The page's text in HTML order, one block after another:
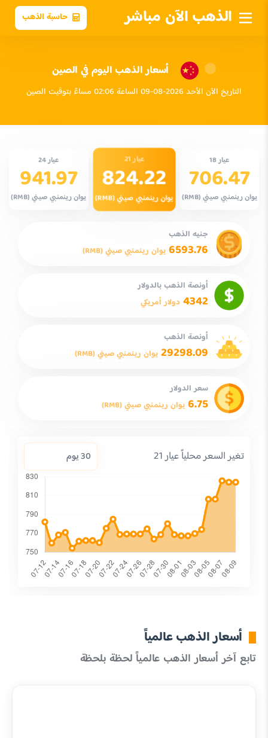
الذهب الآن مباشر حاسبة الذهب
أسعار الذهب اليوم في الصين
التاريخ الآن الأحد 2026-08-09 الساعة 02:06 مساءً بتوقيت الصين
عيار 18
706.47
يوان رينمنبي صيني (RMB)
عيار 21
824.22
يوان رينمنبي صيني (RMB)
عيار 24
941.97
يوان رينمنبي صيني (RMB)
جنيه الذهب
6593.76 يوان رينمنبي صيني (RMB)
أونصة الذهب بالدولار
4342 دولار أمريكي
أونصة الذهب
29298.09 يوان رينمنبي صيني (RMB)
سعر الدولار
6.75 يوان رينمنبي صيني (RMB)
تغير السعر محلياً عيار 21
أسعار الذهب عالمياً
تابع آخر أسعار الذهب عالمياً لحظة بلحظة